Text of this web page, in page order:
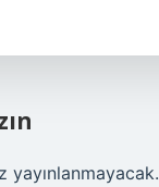
yayınlanmayacak.